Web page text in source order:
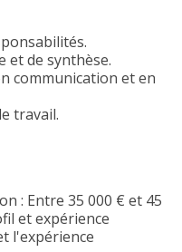
et de synthèse.
communication et en
travail.
: Entre 35 000 € et 45
et expérience
l'expérience